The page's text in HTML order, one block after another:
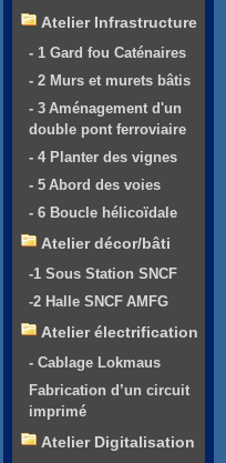
Atelier Infrastructure
- 1 Gard fou Caténaires
- 2 Murs et murets bâtis
- 3 Aménagement d'un
double pont ferroviaire
- 4 Planter des vignes
- 5 Abord des voies
- 6 Boucle hélicoïdale
Atelier décor/bâti
-1 Sous Station SNCF
-2 Halle SNCF AMFG
Atelier électrification
- Cablage Lokmaus
Fabrication d’un circuit
imprimé
Atelier Digitalisation